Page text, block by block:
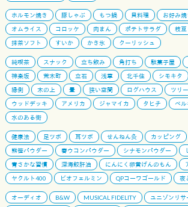
ホルモン焼き 豚しゃぶ もつ鍋 貝料理 お好み焼
オムライス
コロッケ 肉まん ポテトサラダ 枝豆
抹茶ソフト
すいか かき氷 クーリッシュ
純喫茶 スナック 立ち飲み 角打ち 駄菓子屋
神楽坂
荒木町 立石 浅草 北千住 シモキタ
縁側
木の上 畳 狭い空間 ログハウス
ツリ
ウッドデッキ
アメリカ ジャマイカ タヒチ ベル
水のある街
健康法 足ツボ 耳ツボ せんねん灸 カッピング
熊笹パウダー
春ウコンパウダー シナモンパウダー
青さかな習慣
深海鮫肝油 にんにく卵黄げんのもん
ヤクルト400
ビオフェルミン QPコーワゴールド 夜
オーディオ B&W MUSICAL FIDELITY ユニゾンリサ